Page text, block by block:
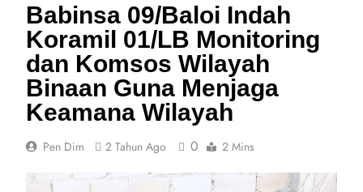
Babinsa 09/Baloi Indah
Koramil 01/LB Monitoring
dan Komsos Wilayah
Binaan Guna Menjaga
Keamana Wilayah
Pen Dim 2 Tahun Ago 0 2 Mins